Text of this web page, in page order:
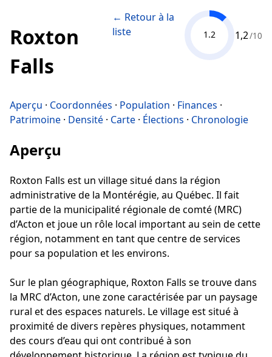
Roxton
Falls
← Retour à la
liste
1.2 1,2/10
Aperçu · Coordonnées · Population · Finances ·
Patrimoine · Densité · Carte · Élections · Chronologie
Aperçu
Roxton Falls est un village situé dans la région
administrative de la Montérégie, au Québec. Il fait
partie de la municipalité régionale de comté (MRC)
d’Acton et joue un rôle local important au sein de cette
région, notamment en tant que centre de services
pour sa population et les environs.
Sur le plan géographique, Roxton Falls se trouve dans
la MRC d’Acton, une zone caractérisée par un paysage
rural et des espaces naturels. Le village est situé à
proximité de divers repères physiques, notamment
des cours d’eau qui ont contribué à son